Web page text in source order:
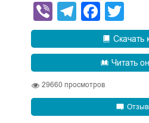
ViberTelegram
Скачать
Читать
29660 просмотров